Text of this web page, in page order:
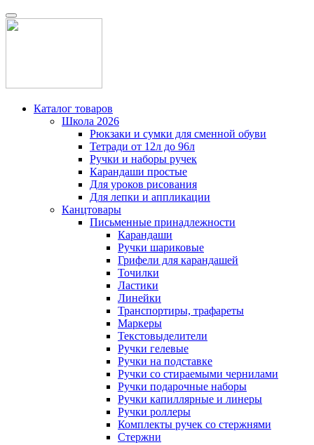
Каталог товаров
Школа 2026
Рюкзаки и сумки для сменной обуви
Тетради от 12л до 96л
Ручки и наборы ручек
Карандаши простые
Для уроков рисования
Для лепки и аппликации
Канцтовары
Письменные принадлежности
Карандаши
Ручки шариковые
Грифели для карандашей
Точилки
Ластики
Линейки
Транспортиры, трафареты
Маркеры
Текстовыделители
Ручки гелевые
Ручки на подставке
Ручки со стираемыми чернилами
Ручки подарочные наборы
Ручки капиллярные и линеры
Ручки роллеры
Комплекты ручек со стержнями
Стержни